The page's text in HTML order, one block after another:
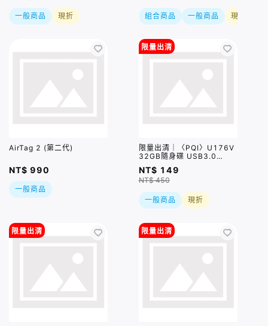
一般商品 現折 組合商品 一般商品 現折
AirTag 2 (第二代)
NT$ 990
一般商品
限量出清
限量出清｜〈PQI〉U176V
32GB隨身碟 USB3.0
Flash Drive 櫻花粉
NT$ 149
NT$ 450
一般商品 現折
限量出清 限量出清